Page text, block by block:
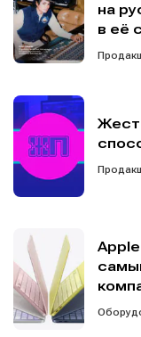
на
в её